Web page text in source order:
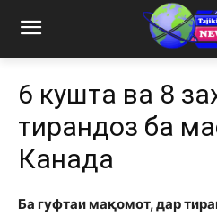
6 кушта ва 8
тирандозӣ ба
Канада
Ба гуфтаи мақомот, дар